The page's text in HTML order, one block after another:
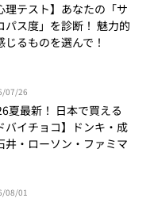
理テスト】あなたの「サ
パス度」を診断！ 魅力的
じるものを選んで！
07/26
夏最新！ 日本で買える
バイチョコ】ドンキ・成
井・ローソン・ファミマ
08/01